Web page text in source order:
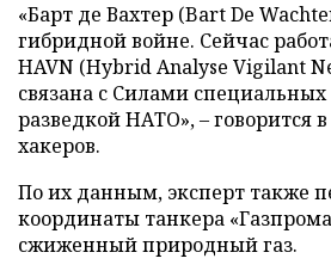
«Барт де Вахтер (Bart De
гибридной войне. Сейчас
HAVN (Hybrid Analyse Vigilant
связана с Силами
разведкой НАТО», – говорится
хакеров.
По их данным, эксперт также
координаты танкера
сжиженный природный газ.